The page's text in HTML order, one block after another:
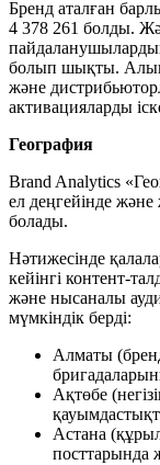
Бренд аталған
4 378 261 болды.
болып шықты.
және
активацияларды
География
Brand Analytics
ел деңгейінде
болады.
Нәтижесінде
кейінгі контент-
және нысаналы
мүмкіндік берді:
Алматы
Ақтөбе
Астана
посттарында